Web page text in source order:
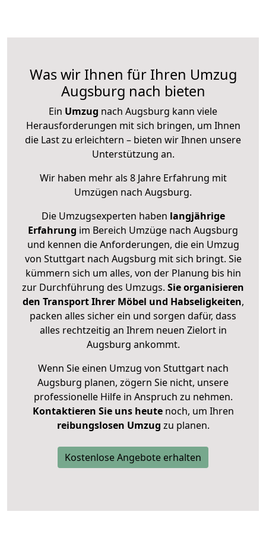
Was wir Ihnen für Ihren Umzug
Augsburg nach bieten
Ein Umzug nach Augsburg kann viele
Herausforderungen mit sich bringen, um Ihnen
die Last zu erleichtern – bieten wir Ihnen unsere
Unterstützung an.
Wir haben mehr als 8 Jahre Erfahrung mit
Umzügen nach Augsburg.
Die Umzugsexperten haben langjährige
Erfahrung im Bereich Umzüge nach Augsburg
und kennen die Anforderungen, die ein Umzug
von Stuttgart nach Augsburg mit sich bringt. Sie
kümmern sich um alles, von der Planung bis hin
zur Durchführung des Umzugs. Sie organisieren
den Transport Ihrer Möbel und Habseligkeiten,
packen alles sicher ein und sorgen dafür, dass
alles rechtzeitig an Ihrem neuen Zielort in
Augsburg ankommt.
Wenn Sie einen Umzug von Stuttgart nach
Augsburg planen, zögern Sie nicht, unsere
professionelle Hilfe in Anspruch zu nehmen.
Kontaktieren Sie uns heutenoch, um Ihren
reibungslosen Umzug zu planen.
Kostenlose Angebote erhalten